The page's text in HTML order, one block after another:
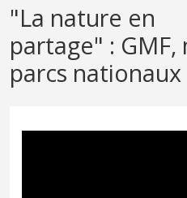
"La nature en
partage" :
parcs